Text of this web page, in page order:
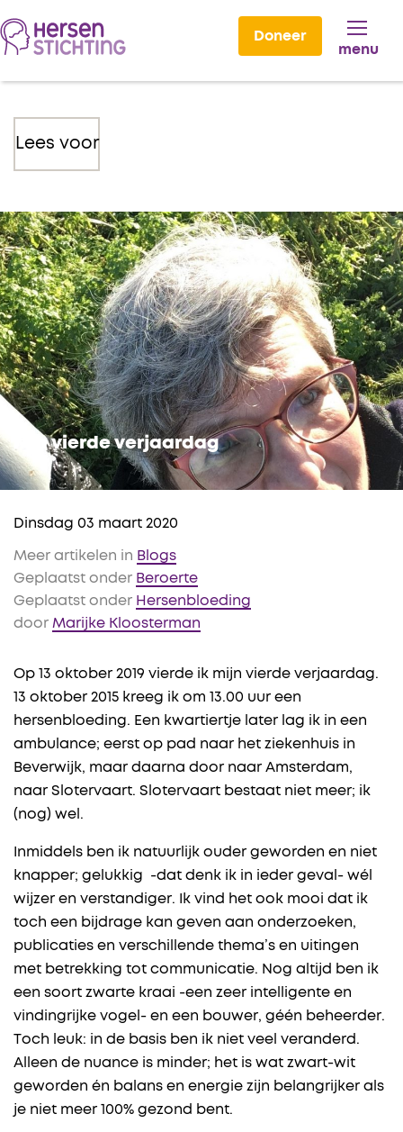
Doneer
menu
Lees voor
M’n vierde verjaardag
Dinsdag 03 maart 2020
Meer artikelen in Blogs
Geplaatst onder Beroerte
Geplaatst onder Hersenbloeding
door Marijke Kloosterman
Op 13 oktober 2019 vierde ik mijn vierde verjaardag.
13 oktober 2015 kreeg ik om 13.00 uur een
hersenbloeding. Een kwartiertje later lag ik in een
ambulance; eerst op pad naar het ziekenhuis in
Beverwijk, maar daarna door naar Amsterdam,
naar Slotervaart. Slotervaart bestaat niet meer; ik
(nog) wel.
Inmiddels ben ik natuurlijk ouder geworden en niet
knapper; gelukkig -dat denk ik in ieder geval- wél
wijzer en verstandiger. Ik vind het ook mooi dat ik
toch een bijdrage kan geven aan onderzoeken,
publicaties en verschillende thema’s en uitingen
met betrekking tot communicatie. Nog altijd ben ik
een soort zwarte kraai -een zeer intelligente en
vindingrijke vogel- en een bouwer, géén beheerder.
Toch leuk: in de basis ben ik niet veel veranderd.
Alleen de nuance is minder; het is wat zwart-wit
geworden én balans en energie zijn belangrijker als
je niet meer 100% gezond bent.